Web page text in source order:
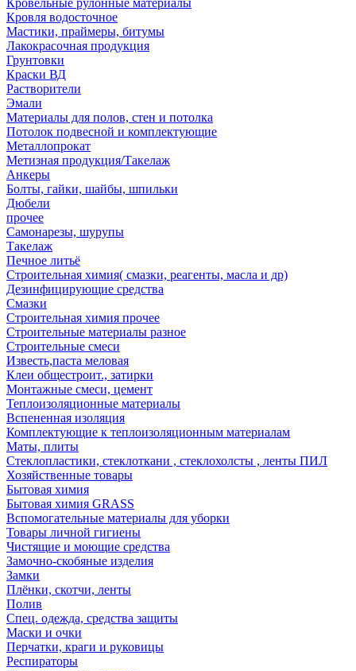
Кровельные рулонные материалы
Кровля водосточное
Мастики, праймеры, битумы
Лакокрасочная продукция
Грунтовки
Краски ВД
Растворители
Эмали
Материалы для полов, стен и потолка
Потолок подвесной и комплектующие
Металлопрокат
Метизная продукция/Такелаж
Анкеры
Болты, гайки, шайбы, шпильки
Дюбели
прочее
Самонарезы, шурупы
Такелаж
Печное литьё
Строительная химия( смазки, реагенты, масла и др)
Дезинфицирующие средства
Смазки
Строительная химия прочее
Строительные материалы разное
Строительные смеси
Известь,паста меловая
Клеи общестроит., затирки
Монтажные смеси, цемент
Теплоизоляционные материалы
Вспененная изоляция
Комплектующие к теплоизоляционным материалам
Маты, плиты
Стеклопластики, стеклоткани , стеклохолсты , ленты ПИЛ
Хозяйственные товары
Бытовая химия
Бытовая химия GRASS
Вспомогательные материалы для уборки
Товары личной гигиены
Чистящие и моющие средства
Замочно-скобяные изделия
Замки
Плёнки, скотчи, ленты
Полив
Спец. одежда, средства защиты
Маски и очки
Перчатки, краги и руковицы
Респираторы